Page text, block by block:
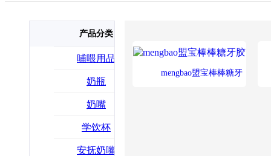
产品分类
哺喂用品
奶瓶
奶嘴
学饮杯
安抚奶嘴
mengbao盟宝棒棒糖牙